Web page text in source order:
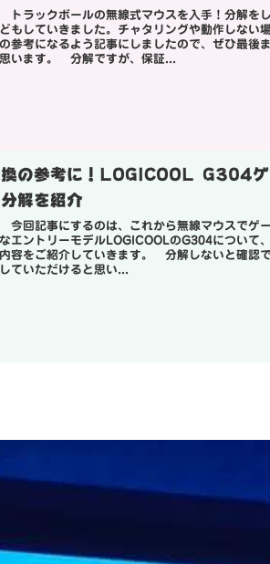
トラックボールの無線式マウスを入手！分解を
もしていきました。チャタリングや動作しない
参考になるよう記事にしましたので、ぜひ最後
います。 分解ですが、保証...
換の参考に！LOGICOOL G304ゲ
解を紹介
今回記事にするのは、これから無線マウスでゲ
エントリーモデルLOGICOOLのG304について
容をご紹介していきます。 分解しないと確認
ていただけると思い...